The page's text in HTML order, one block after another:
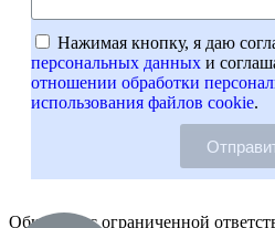
Нажимая кнопку, я даю
персональных данных и
отношении обработки
использования файлов cookie.
Общество с ограниченной